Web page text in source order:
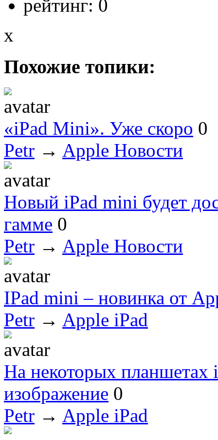
рейтинг: 0
x
Похожие топики:
«iPad Мini». Уже скоро 0
Petr → Apple Новости
Новый iPad mini будет
гамме 0
Petr → Apple Новости
IPad mini – новинка от
Petr → Apple iPad
На некоторых планшетах
изображение 0
Petr → Apple iPad